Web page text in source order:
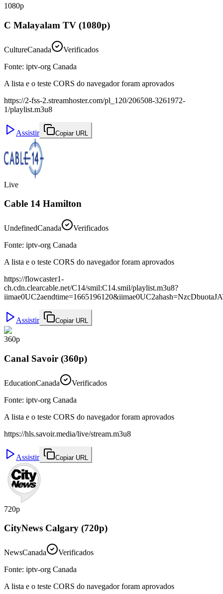
1080p
C Malayalam TV (1080p)
CultureCanada
Verificados
Fonte: iptv-org Canada
A lista e o teste CORS do navegador foram aprovados
https://2-fss-2.streamhoster.com/pl_120/206508-3261972-
1/playlist.m3u8
Assistir Copiar URL
Live
Cable 14 Hamilton
UndefinedCanada
Verificados
Fonte: iptv-org Canada
A lista e o teste CORS do navegador foram aprovados
https://flowcaster1-
ch.cdn.clearcable.net/C14/smil:C14.smil/playlist.m3u8?
Assistir Copiar URL
360p
Canal Savoir (360p)
EducationCanada
Verificados
Fonte: iptv-org Canada
A lista e o teste CORS do navegador foram aprovados
https://hls.savoir.media/live/stream.m3u8
Assistir Copiar URL
720p
CityNews Calgary (720p)
NewsCanada
Verificados
Fonte: iptv-org Canada
A lista e o teste CORS do navegador foram aprovados